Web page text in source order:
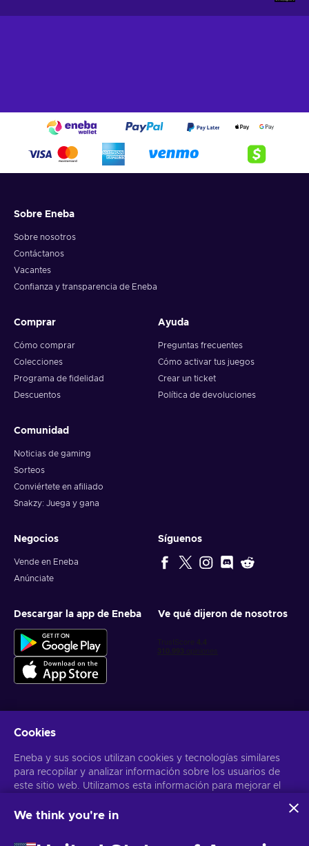
Sobre Eneba
Sobre nosotros
Contáctanos
Vacantes
Confianza y transparencia de Eneba
Comprar
Cómo comprar
Colecciones
Programa de fidelidad
Descuentos
Ayuda
Preguntas frecuentes
Cómo activar tus juegos
Crear un ticket
Política de devoluciones
Comunidad
Noticias de gaming
Sorteos
Conviértete en afiliado
Snakzy: Juega y gana
Negocios
Vende en Eneba
Anúnciate
Síguenos
Descargar la app de Eneba Ve qué dijeron de nosotros
Obtén ofertas personalizadas de videojuegos
Suscribirse
Puedes darte de baja en cualquier momento. Visita el apartadoAviso
Cookies
Eneba y sus socios utilizan cookies y tecnologías similares
para recopilar y analizar información sobre los usuarios de
este sitio web. Utilizamos esta información para mejorar el
personales también pueden emplearse para personalizar los
Al hacer clic en «Aceptar todo», das tu consentimiento para
We think you're in